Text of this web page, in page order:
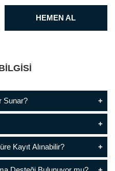
HEMEN AL
Sunar?
Kayıt Alınabilir?